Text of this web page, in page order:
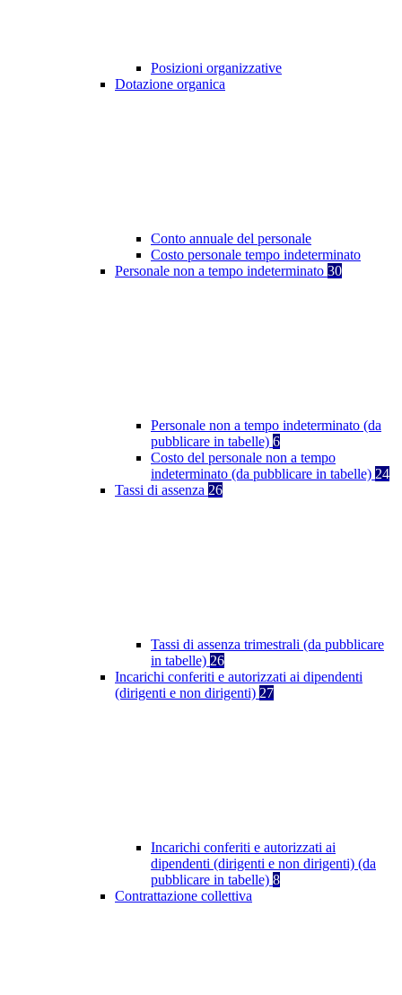
Posizioni organizzative
Dotazione organica
Conto annuale del personale
Costo personale tempo indeterminato
Personale non a tempo indeterminato 30
Personale non a tempo indeterminato (da
pubblicare in tabelle) 6
Costo del personale non a tempo
indeterminato (da pubblicare in tabelle) 24
Tassi di assenza 26
Tassi di assenza trimestrali (da pubblicare
in tabelle) 26
Incarichi conferiti e autorizzati ai dipendenti
(dirigenti e non dirigenti) 27
Incarichi conferiti e autorizzati ai
dipendenti (dirigenti e non dirigenti) (da
pubblicare in tabelle) 8
Contrattazione collettiva